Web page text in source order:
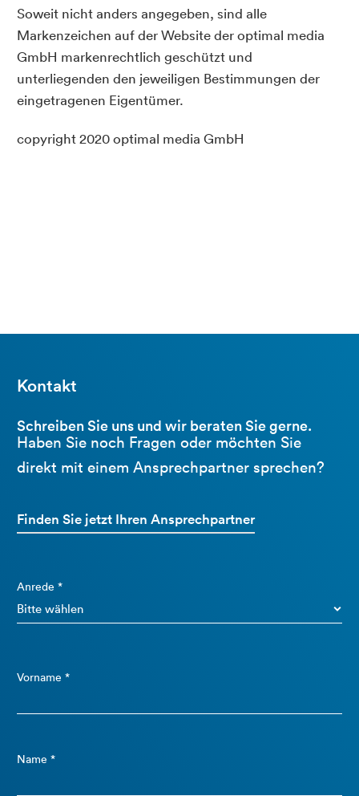
Soweit nicht anders angegeben, sind alle
Markenzeichen auf der Website der optimal media
GmbH markenrechtlich geschützt und
unterliegenden den jeweiligen Bestimmungen der
eingetragenen Eigentümer.
copyright 2020 optimal media GmbH
Kontakt
Schreiben Sie uns und wir beraten Sie gerne.
Haben Sie noch Fragen oder möchten Sie
direkt mit einem Ansprechpartner sprechen?
Finden Sie jetzt Ihren Ansprechpartner
Anrede *
Vorname *
Name *